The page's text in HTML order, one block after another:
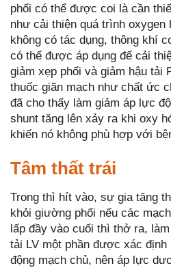
phổi có thể được coi là cần
như cải thiện quá trình oxygen
không có tác dụng, thông khí
có thể được áp dụng để cải
giảm xẹp phổi và giảm hậu tải
thuốc giãn mạch như chất ức
đã cho thấy làm giảm áp lực
shunt tăng lên xảy ra khi oxy
khiến nó không phù hợp với
Tâm thất trái
Trong thì hít vào, sự gia tăng
khỏi giường phổi nếu các
lấp đầy vào cuối thì thở ra,
tải LV một phần được xác
động mạch chủ, nên áp lực